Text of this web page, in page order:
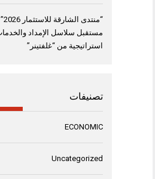
مستقبل سلاسل الإمداد
استراتيجية من “غلفتينر”
تصنيفات
ECONOMIC
Uncategorized